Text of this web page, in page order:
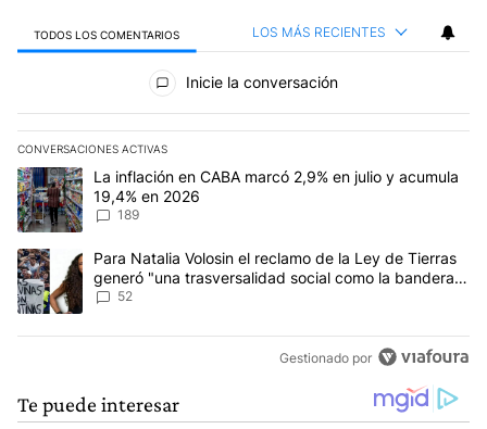
TODOS LOS COMENTARIOS LOS MÁS RECIENTES
Todos los comentarios
Inicie la conversación
CONVERSACIONES ACTIVAS
Este listado muestra los artículos con más comentarios en los
Un artículo de tendencia con el título "La inflación en CABA
La inflación en CABA marcó 2,9% en julio y acumula
19,4% en 2026
189
Un artículo de tendencia con el título "Para Natalia Volosin el
Para Natalia Volosin el reclamo de la Ley de Tierras
generó "una trasversalidad social como la bandera
de Malvinas"
52
Gestionado por